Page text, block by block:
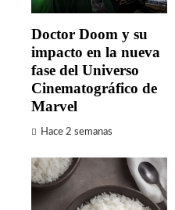
Doctor Doom y su
impacto en la nueva
fase del Universo
Cinematográfico de
Marvel
Hace 2 semanas